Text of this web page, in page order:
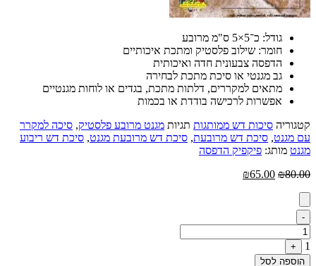
גודל: כ־5×5 ס"מ מרובע
חומר: שילוב פלסטיק ומתכת איכותיים
הדפסה צבעונית חדה ואיכותית
גב מגנטי או סיכת מתכת לבחירה
מתאים למקררים, דלתות מתכת, בגדים או לוחות מגנטיים
אפשרות לרכישה בודדת או בכמות
קטגוריה סיכות דש ממותגות תגיות מגנט מרובע פלסטיק, סיכה למקרר
עם מגנט, סיכת דש מרובעת, סיכת דש מרובעת מגנט, סיכת דש ריבוע
מגנט מותג: פיקפיק הדפסה
₪80.00
המחיר₪65.00
Quantity
-
1
+
הוספה לסל